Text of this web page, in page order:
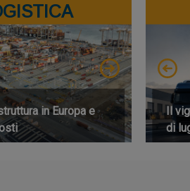
in Europa e
Il
di